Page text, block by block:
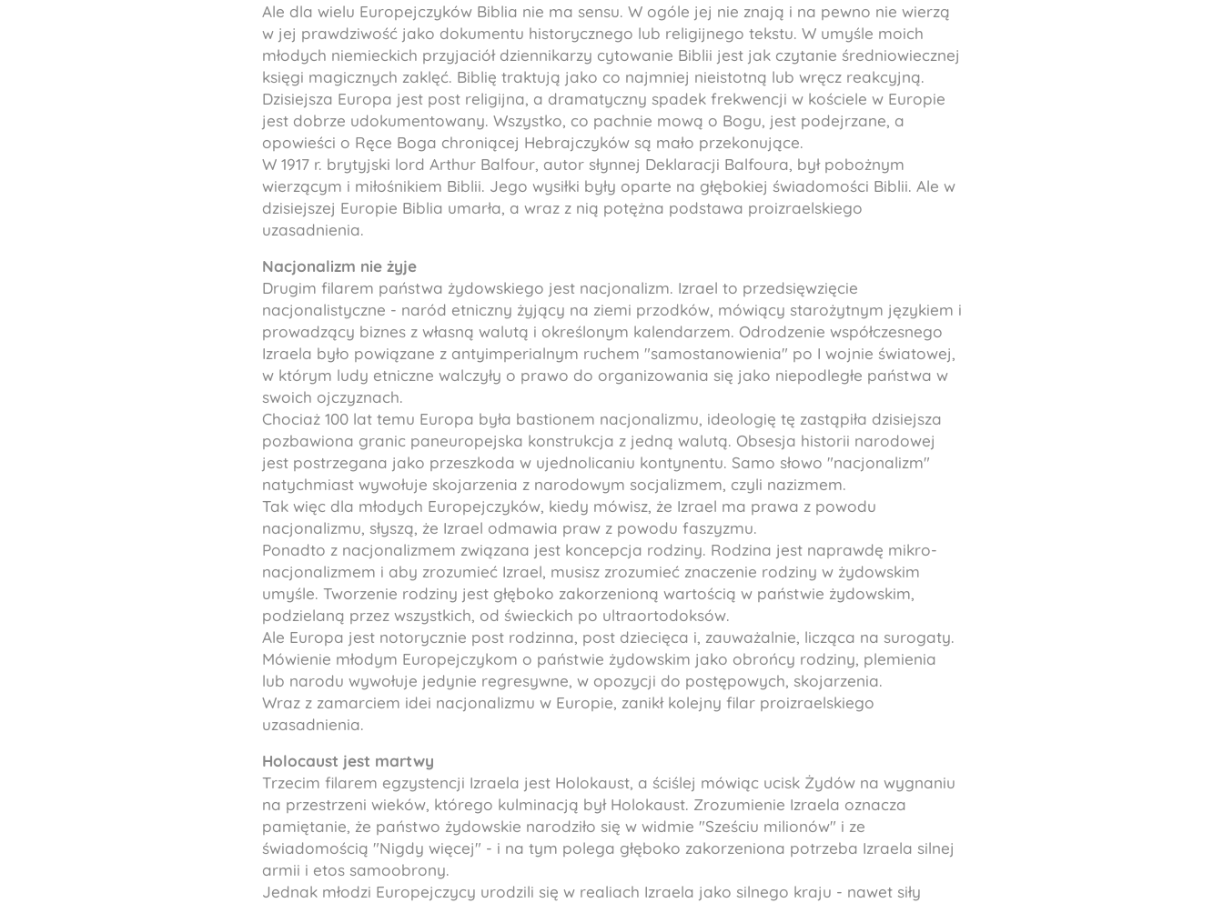
Ale dla wielu Europejczyków Biblia nie ma sensu. W ogóle jej nie znają i na pewno nie wierzą
w jej prawdziwość jako dokumentu historycznego lub religijnego tekstu. W umyśle moich
młodych niemieckich przyjaciół dziennikarzy cytowanie Biblii jest jak czytanie średniowiecznej
księgi magicznych zaklęć. Biblię traktują jako co najmniej nieistotną lub wręcz reakcyjną.
Dzisiejsza Europa jest post religijna, a dramatyczny spadek frekwencji w kościele w Europie
jest dobrze udokumentowany. Wszystko, co pachnie mową o Bogu, jest podejrzane, a
opowieści o Ręce Boga chroniącej Hebrajczyków są mało przekonujące.
W 1917 r. brytyjski lord Arthur Balfour, autor słynnej Deklaracji Balfoura, był pobożnym
wierzącym i miłośnikiem Biblii. Jego wysiłki były oparte na głębokiej świadomości Biblii. Ale w
dzisiejszej Europie Biblia umarła, a wraz z nią potężna podstawa proizraelskiego
uzasadnienia.
Nacjonalizm nie żyje
Drugim filarem państwa żydowskiego jest nacjonalizm. Izrael to przedsięwzięcie
nacjonalistyczne - naród etniczny żyjący na ziemi przodków, mówiący starożytnym językiem i
prowadzący biznes z własną walutą i określonym kalendarzem. Odrodzenie współczesnego
Izraela było powiązane z antyimperialnym ruchem "samostanowienia" po I wojnie światowej,
w którym ludy etniczne walczyły o prawo do organizowania się jako niepodległe państwa w
swoich ojczyznach.
Chociaż 100 lat temu Europa była bastionem nacjonalizmu, ideologię tę zastąpiła dzisiejsza
pozbawiona granic paneuropejska konstrukcja z jedną walutą. Obsesja historii narodowej
jest postrzegana jako przeszkoda w ujednolicaniu kontynentu. Samo słowo "nacjonalizm"
natychmiast wywołuje skojarzenia z narodowym socjalizmem, czyli nazizmem.
Tak więc dla młodych Europejczyków, kiedy mówisz, że Izrael ma prawa z powodu
nacjonalizmu, słyszą, że Izrael odmawia praw z powodu faszyzmu.
Ponadto z nacjonalizmem związana jest koncepcja rodziny. Rodzina jest naprawdę mikro-
nacjonalizmem i aby zrozumieć Izrael, musisz zrozumieć znaczenie rodziny w żydowskim
umyśle. Tworzenie rodziny jest głęboko zakorzenioną wartością w państwie żydowskim,
podzielaną przez wszystkich, od świeckich po ultraortodoksów.
Ale Europa jest notorycznie post rodzinna, post dziecięca i, zauważalnie, licząca na surogaty.
Mówienie młodym Europejczykom o państwie żydowskim jako obrońcy rodziny, plemienia
lub narodu wywołuje jedynie regresywne, w opozycji do postępowych, skojarzenia.
Wraz z zamarciem idei nacjonalizmu w Europie, zanikł kolejny filar proizraelskiego
uzasadnienia.
Holocaust jest martwy
Trzecim filarem egzystencji Izraela jest Holokaust, a ściślej mówiąc ucisk Żydów na wygnaniu
na przestrzeni wieków, którego kulminacją był Holokaust. Zrozumienie Izraela oznacza
pamiętanie, że państwo żydowskie narodziło się w widmie "Sześciu milionów" i ze
świadomością "Nigdy więcej" - i na tym polega głęboko zakorzeniona potrzeba Izraela silnej
armii i etos samoobrony.
Jednak młodzi Europejczycy urodzili się w realiach Izraela jako silnego kraju - nawet siły